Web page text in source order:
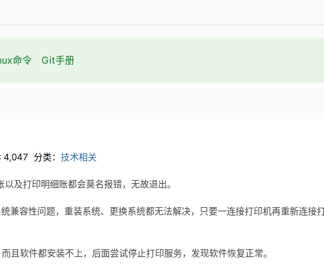
命令 Git手册
4,047 分类： 技术相关
及打印明细账都会莫名报错，无故退出。
兼容性问题，重装系统、更换系统都无法解决，只要一连接打印机再重新连接
且软件都安装不上，后面尝试停止打印服务，发现软件恢复正常。